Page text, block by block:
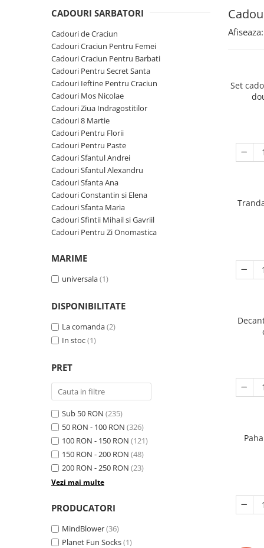
Cadouri Fete
Cadouri Haioase
Cadouri de Casa Noua
Cadouri Majorat
Cadouri pentru Nasi
Cadouri pentru Bunici
Cadouri pentru Prieteni
Cadouri pentru Sefi
Cel ce are tot
Cadouri Nunta si Cununie civila
Cani si Termosuri
Jocuri si Puzzle
Produse pentru Calatorie
Seturi de caligrafie
Cadouri Sfantul Alexandru
Cadouri Sfanta Ana
Cadouri Constantin si Elena
Cadouri Sfanta Maria
Cadouri Sfintii Mihail si Gavriil
CADOURI SARBATORI
Cadouri de Craciun
Cadouri Craciun Pentru Femei
Cadouri Craciun Pentru Barbati
Cadouri Pentru Secret Santa
Cadouri Ieftine Pentru Craciun
Cadouri Mos Nicolae
Cadouri Ziua Indragostitilor
Cadouri 8 Martie
Cadouri Pentru Florii
Cadouri Pentru Paste
Cadouri Sfantul Andrei
Cadouri Sfantul Alexandru
Cadouri Sfanta Ana
Cadouri Constantin si Elena
Cadouri Sfanta Maria
Cadouri Sfintii Mihail si Gavriil
Cadouri Pentru Zi Onomastica
MARIME
universala(1)
DISPONIBILITATE
La comanda(2)
In stoc(1)
PRET
Sub 50 RON (235)
50 RON - 100 RON (326)
100 RON - 150 RON (121)
150 RON - 200 RON (48)
200 RON - 250 RON (23)
Vezi mai multe
PRODUCATORI
MindBlower(36)
Planet Fun Socks(1)
Afiseaza:
Set